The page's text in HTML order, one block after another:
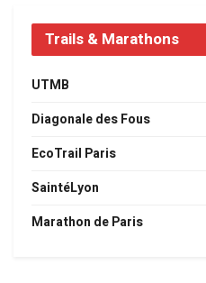
Trails & Marathons
UTMB
Diagonale des Fous
EcoTrail Paris
SaintéLyon
Marathon de Paris